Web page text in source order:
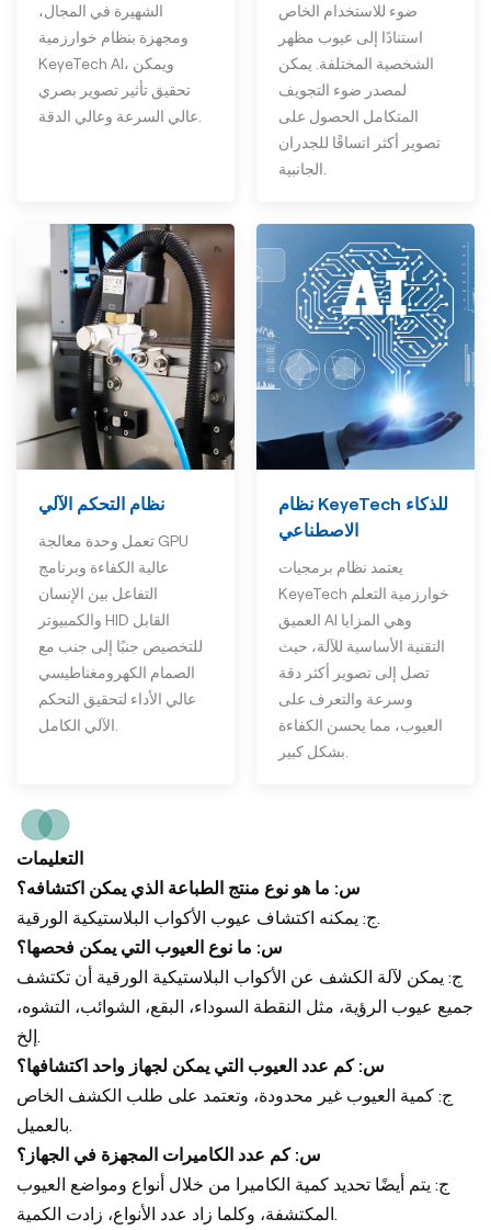
الشهيرة في المجال،
ومجهزة بنظام خوارزمية
KeyeTech AI، ويمكن
تحقيق تأثير تصوير بصري
ضوء للاستخدام الخاص
استنادًا إلى عيوب مظهر
الشخصية المختلفة. يمكن
لمصدر ضوء التجويف
المتكامل الحصول على
تصوير أكثر اتساقًا للجدران
نظام التحكم الآلي
تعمل وحدة معالجة GPU
عالية الكفاءة وبرنامج
التفاعل بين الإنسان
والكمبيوتر HID القابل
للتخصيص جنبًا إلى جنب مع
الصمام الكهرومغناطيسي
عالي الأداء لتحقيق التحكم
نظام KeyeTech للذكاء
الاصطناعي
يعتمد نظام برمجيات
KeyeTech خوارزمية التعلم
العميق AI وهي المزايا
التقنية الأساسية للآلة، حيث
تصل إلى تصوير أكثر دقة
وسرعة والتعرف على
العيوب، مما يحسن الكفاءة
التعليمات
س: ما هو نوع منتج الطباعة الذي يمكن اكتشافه؟
ج: يمكنه اكتشاف عيوب الأكواب البلاستيكية الورقية.
س: ما نوع العيوب التي يمكن فحصها؟
ج: يمكن لآلة الكشف عن الأكواب البلاستيكية الورقية أن تكتشف
جميع عيوب الرؤية، مثل النقطة السوداء، البقع، الشوائب، التشوه،
إلخ.
س: كم عدد العيوب التي يمكن لجهاز واحد اكتشافها؟
ج: كمية العيوب غير محدودة، وتعتمد على طلب الكشف الخاص
بالعميل.
س: كم عدد الكاميرات المجهزة في الجهاز؟
ج: يتم أيضًا تحديد كمية الكاميرا من خلال أنواع ومواضع العيوب
المكتشفة، وكلما زاد عدد الأنواع، زادت الكمية.